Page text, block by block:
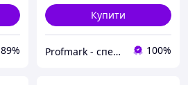
89%
Купити
Profmark - спеціалізований магазин для плиточників 100%